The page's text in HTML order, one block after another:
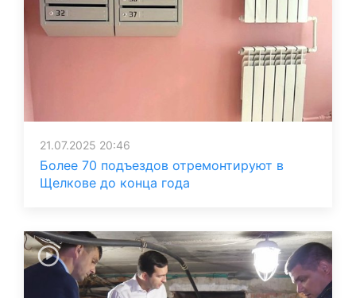
21.07.2025 20:46
Более 70 подъездов отремонтируют в
Щелкове до конца года